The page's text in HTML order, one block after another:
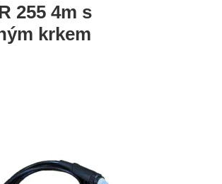
255 4m s
krkem